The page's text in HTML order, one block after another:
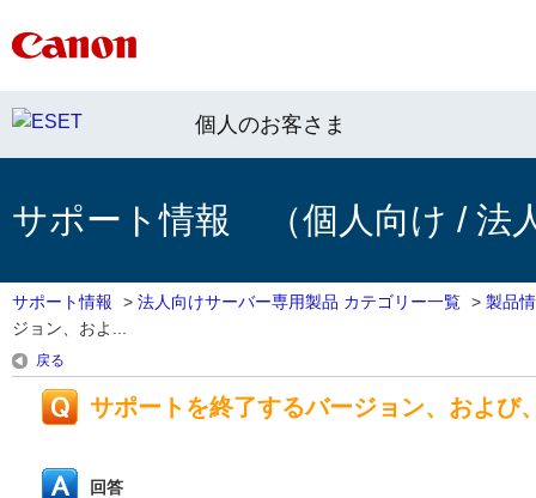
個人のお客さま
サポート情報 （個人向け / 法
サポート情報 > 法人向けサーバー専用製品 カテゴリー一覧 > 製品
ジョン、およ...
戻る
サポートを終了するバージョン、および
回答